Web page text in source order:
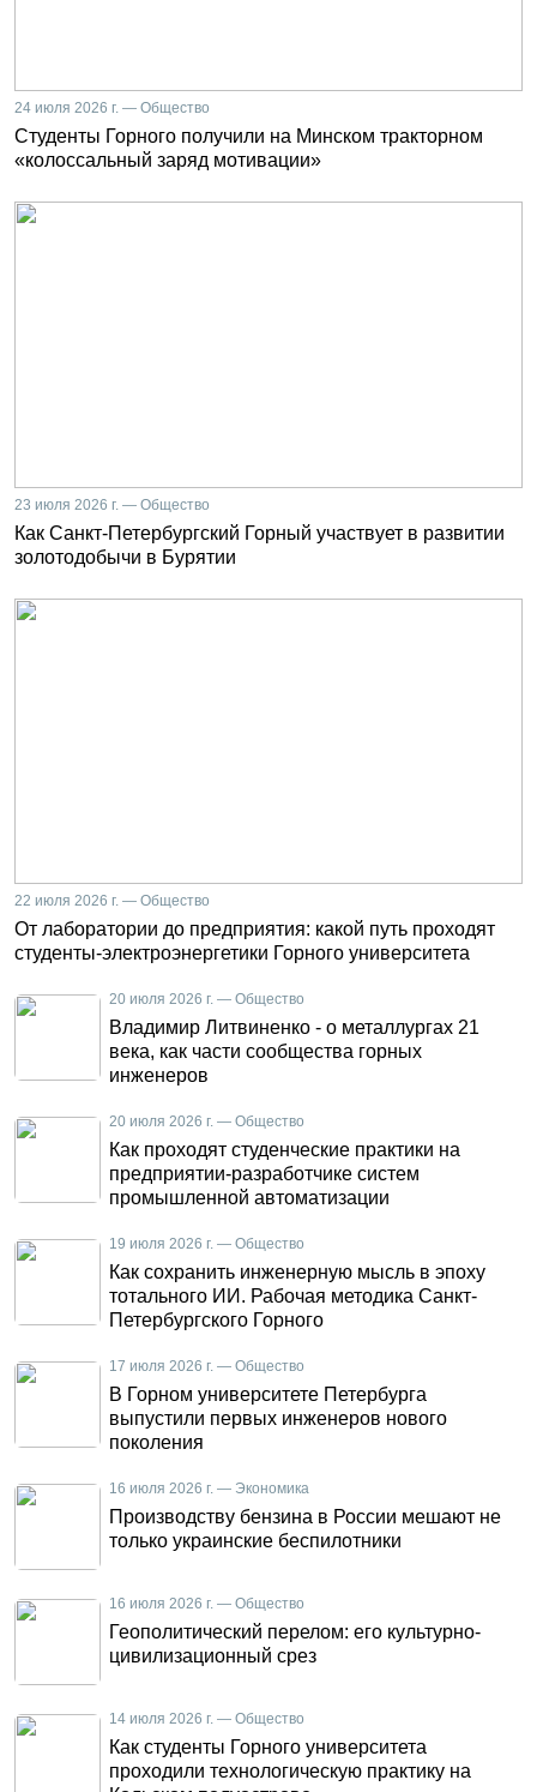
24 июля 2026 г. — Общество
Студенты Горного получили на Минском тракторном
«колоссальный заряд мотивации»
23 июля 2026 г. — Общество
Как Санкт-Петербургский Горный участвует в развитии
золотодобычи в Бурятии
22 июля 2026 г. — Общество
От лаборатории до предприятия: какой путь проходят
студенты-электроэнергетики Горного университета
20 июля 2026 г. — Общество
Владимир Литвиненко - о металлургах 21
века, как части сообщества горных
инженеров
20 июля 2026 г. — Общество
Как проходят студенческие практики на
предприятии-разработчике систем
промышленной автоматизации
19 июля 2026 г. — Общество
Как сохранить инженерную мысль в эпоху
тотального ИИ. Рабочая методика Санкт-
Петербургского Горного
17 июля 2026 г. — Общество
В Горном университете Петербурга
выпустили первых инженеров нового
поколения
16 июля 2026 г. — Экономика
Производству бензина в России мешают не
только украинские беспилотники
16 июля 2026 г. — Общество
Геополитический перелом: его культурно-
цивилизационный срез
14 июля 2026 г. — Общество
Как студенты Горного университета
проходили технологическую практику на